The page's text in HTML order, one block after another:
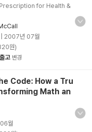
for Health &
2007년 07월
원)
고 변경
Code: How a Tru
Math an
월